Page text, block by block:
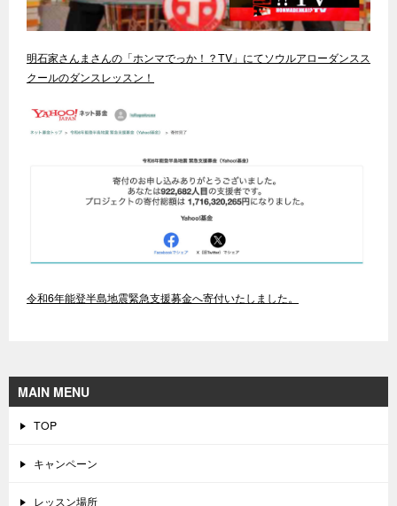
明石家さんまさんの「ホンマでっか！？TV」にてソウルアローダンスス
クールのダンスレッスン！
令和6年能登半島地震緊急支援募金へ寄付いたしました。
MAIN MENU
TOP
キャンペーン
レッスン場所